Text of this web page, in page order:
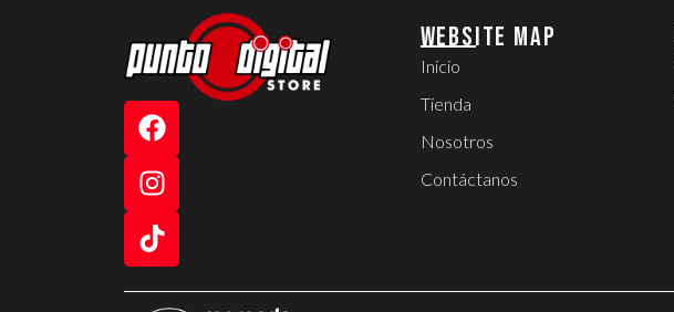
WEBSITE MAP
Inicio
Tienda
Nosotros
Contáctanos